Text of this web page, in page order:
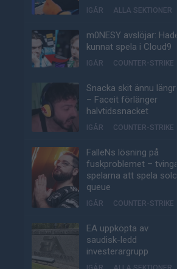
IGÅR ALLA SEKTIONER
m0NESY avslöjar: Hade
kunnat spela i Cloud9
IGÅR COUNTER-STRIKE
Snacka skit ännu längre
– Faceit förlänger
halvtidssnacket
IGÅR COUNTER-STRIKE
FalleNs lösning på
fuskproblemet – tvinga
spelarna att spela solo-
queue
IGÅR COUNTER-STRIKE
EA uppköpta av
saudisk-ledd
investerargrupp